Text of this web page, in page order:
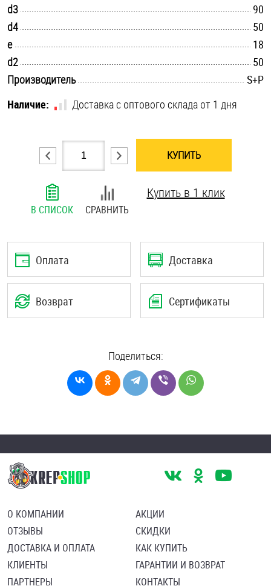
Шпильки
Шплинты
Штифты и пальцы
d3
90
d4
50
e
18
d2
50
Производитель
S+P
Наличие:
Доставка с оптового склада от 1 дня
КУПИТЬ
В СПИСОК СРАВНИТЬ
Купить в 1 клик
Оплата Доставка
Возврат Сертификаты
Поделиться:
О КОМПАНИИ
ОТЗЫВЫ
ДОСТАВКА И ОПЛАТА
КЛИЕНТЫ
ПАРТНЕРЫ
АКЦИИ
СКИДКИ
КАК КУПИТЬ
ГАРАНТИИ И ВОЗВРАТ
КОНТАКТЫ